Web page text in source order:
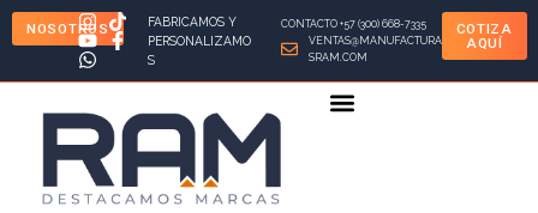
contenido
NOSOTROS
FABRICAMOS Y
PERSONALIZAMO
S
CONTACTO +57 (300) 668-7335
VENTAS@MANUFACTURA
SRAM.COM
COTIZA
AQUÍ